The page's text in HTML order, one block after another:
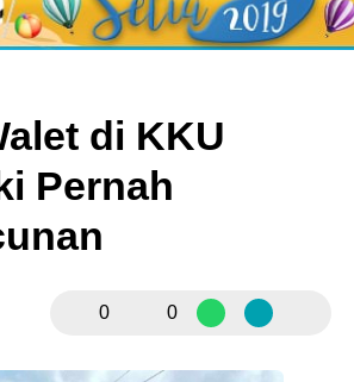
di KKU
Pernah
0 0